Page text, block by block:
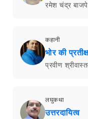
रमेश चंद्र
कहानी
भोर की
प्रवीण
लघुकथा
उत्तरदायित्व